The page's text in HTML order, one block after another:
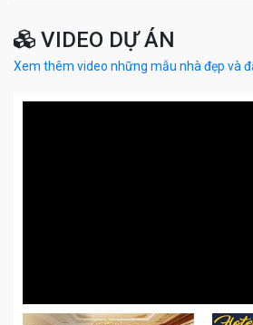
VIDEO DỰ ÁN
Xem thêm video những mẫu nhà đẹp và